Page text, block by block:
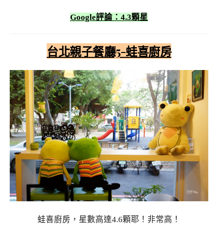
Google評論：4.3顆星
台北親子餐廳5-蛙喜廚房
蛙喜廚房，星數高達4.6顆耶！非常高！